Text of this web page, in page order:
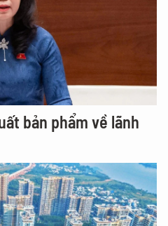
bản phẩm về lãnh